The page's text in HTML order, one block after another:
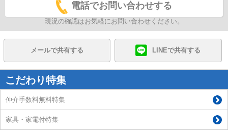
電話でお問い合わせする
現況の確認はお気軽にお問い合わせください。
メールで共有する LINEで共有する
こだわり特集
仲介手数料無料特集
家具・家電付特集